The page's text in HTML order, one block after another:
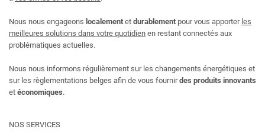
Nous nous engageons localement et durablement pour vous apporter les
meilleures solutions dans votre quotidien en restant connectés aux
problématiques actuelles.
Nous nous informons régulièrement sur les changements énergétiques et
sur les règlementations belges afin de vous fournirdes produits innovants
et économiques.
NOS SERVICES